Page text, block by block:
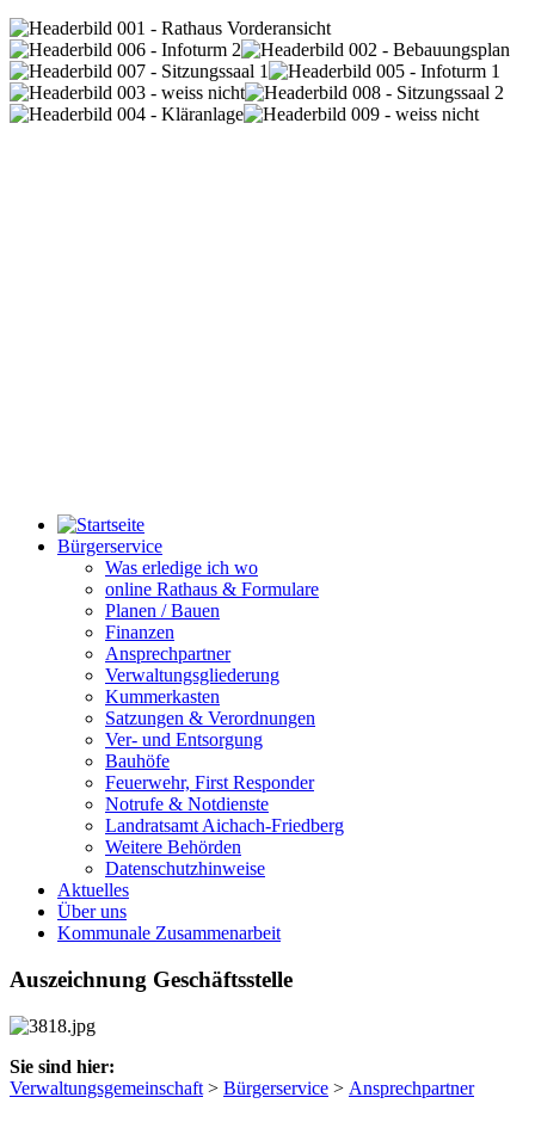
Bürgerservice
Was erledige ich wo
online Rathaus & Formulare
Planen / Bauen
Finanzen
Ansprechpartner
Verwaltungsgliederung
Kummerkasten
Satzungen & Verordnungen
Ver- und Entsorgung
Bauhöfe
Feuerwehr, First Responder
Notrufe & Notdienste
Landratsamt Aichach-Friedberg
Weitere Behörden
Datenschutzhinweise
Aktuelles
Über uns
Kommunale Zusammenarbeit
Auszeichnung Geschäftsstelle
Sie sind hier:
Verwaltungsgemeinschaft > Bürgerservice > Ansprechpartner